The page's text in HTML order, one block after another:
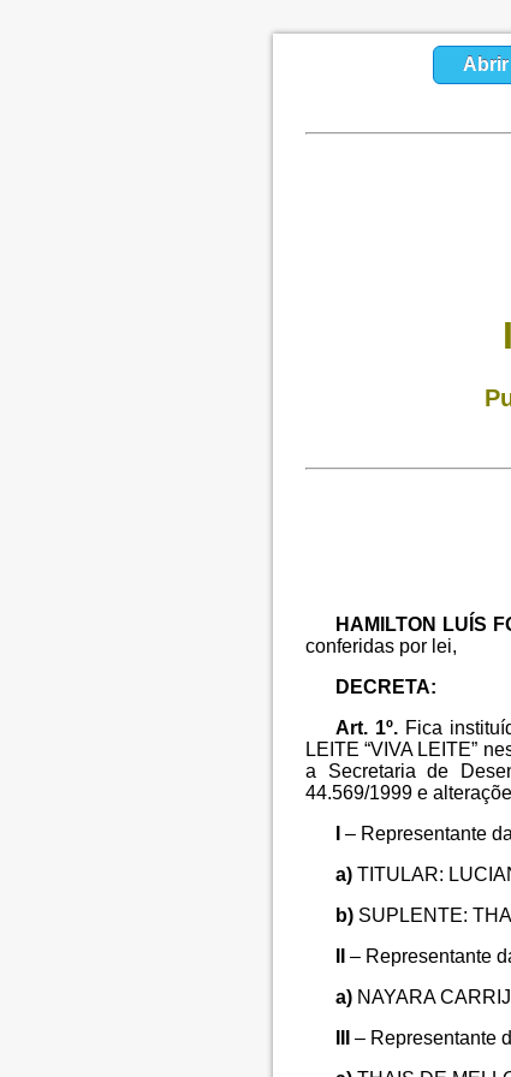
Abrir
HAMILTON LUÍS
conferidas por lei,
DECRETA:
Art. 1º. Fica
LEITE “VIVA LEITE”
a Secretaria de
44.569/1999 e
– Representante
a)TITULAR:
b) SUPLENTE:
– Representante
a) NAYARA
– Representante